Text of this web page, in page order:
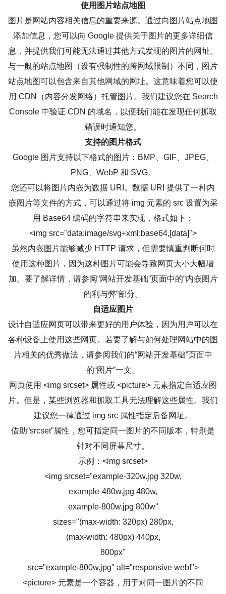
使用图片站点地图
图片是网站内容相关信息的重要来源。通过向图片站点地图
添加信息，您可以向 Google 提供关于图片的更多详细信
息，并提供我们可能无法通过其他方式发现的图片的网址。
与一般的站点地图（设有强制性的跨网域限制）不同，图片
站点地图可以包含来自其他网域的网址。这意味着您可以使
用 CDN（内容分发网络）托管图片。我们建议您在 Search
Console 中验证 CDN 的域名，以便我们能在发现任何抓取
错误时通知您。
支持的图片格式
Google 图片支持以下格式的图片：BMP、GIF、JPEG、
PNG、WebP 和 SVG。
您还可以将图片内嵌为数据 URI。数据 URI 提供了一种内
嵌图片等文件的方式，可以通过将 img 元素的 src 设置为采
用 Base64 编码的字符串来实现，格式如下：
<img src="data:image/svg+xml;base64,[data]">
虽然内嵌图片能够减少 HTTP 请求，但需要慎重判断何时
使用这种图片，因为这种图片可能会导致网页大小大幅增
加。要了解详情，请参阅“网站开发基础”页面中的“内嵌图片
的利与弊”部分。
自适应图片
设计自适应网页可以带来更好的用户体验，因为用户可以在
各种设备上使用这些网页。若要了解与如何处理网站中的图
片相关的优秀做法，请参阅我们的“网站开发基础”页面中
的“图片”一文。
网页使用 <img srcset> 属性或 <picture> 元素指定自适应图
片。但是，某些浏览器和抓取工具无法理解这些属性。我们
建议您一律通过 img src 属性指定后备网址。
借助“srcset”属性，您可指定同一图片的不同版本，特别是
针对不同屏幕尺寸。
示例：<img srcset>
<img srcset="example-320w.jpg 320w,
example-480w.jpg 480w,
example-800w.jpg 800w"
sizes="(max-width: 320px) 280px,
(max-width: 480px) 440px,
800px"
src="example-800w.jpg" alt="responsive web!">
<picture> 元素是一个容器，用于对同一图片的不同